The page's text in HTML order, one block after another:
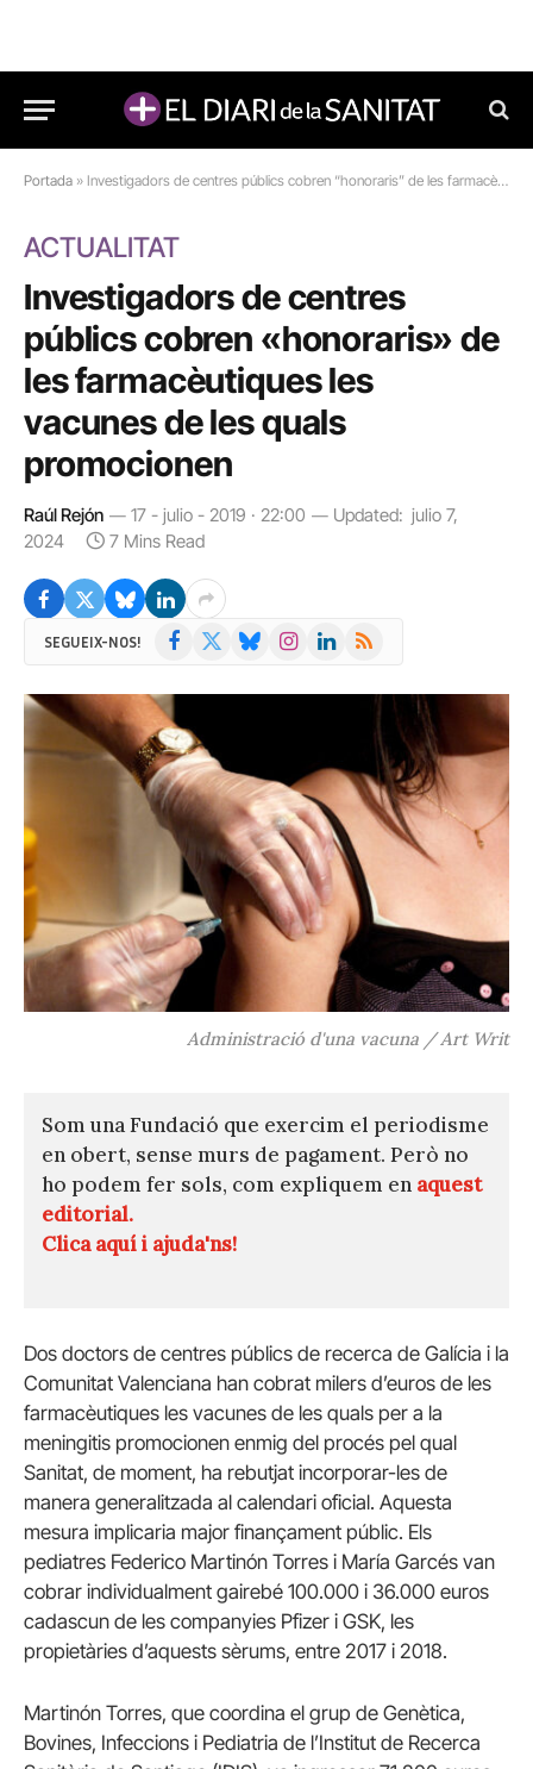
Portada » Investigadors de centres públics cobren “honoraris” de les farmacèutiques les vacunes de les quals promocionen
ACTUALITAT
Investigadors de centres
públics cobren «honoraris» de
les farmacèutiques les
vacunes de les quals
promocionen
Raúl Rejón 17 - julio - 2019 · 22:00 Updated: julio 7,
2024
7 Mins Read
SEGUEIX-NOS! Facebook BlueskyInstagramLinkedIn
RSS
Administració d'una vacuna / Art Writ
Som una Fundació que exercim el periodisme
en obert, sense murs de pagament. Però no
ho podem fer sols, com expliquem en aquest
editorial.
Clica aquí i ajuda'ns!
Dos doctors de centres públics de recerca de Galícia i la
Comunitat Valenciana han cobrat milers d’euros de les
farmacèutiques les vacunes de les quals per a la
meningitis promocionen enmig del procés pel qual
Sanitat, de moment, ha rebutjat incorporar-les de
manera generalitzada al calendari oficial. Aquesta
mesura implicaria major finançament públic. Els
pediatres Federico Martinón Torres i María Garcés van
cobrar individualment gairebé 100.000 i 36.000 euros
cadascun de les companyies Pfizer i GSK, les
propietàries d’aquests sèrums, entre 2017 i 2018.
Martinón Torres, que coordina el grup de Genètica,
Bovines, Infeccions i Pediatria de l’Institut de Recerca